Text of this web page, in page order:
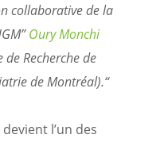
collaborative de la
Oury Monchi
Recherche de
de Montréal).“
l’un des